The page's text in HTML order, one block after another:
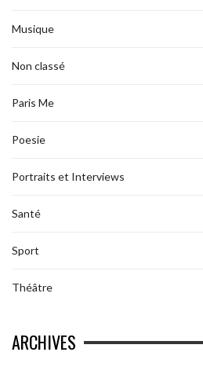
Musique
Non classé
Paris Me
Poesie
Portraits et Interviews
Santé
Sport
Théâtre
ARCHIVES